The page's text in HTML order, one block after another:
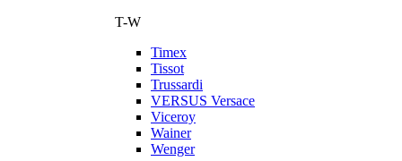
T-W
Timex
Tissot
Trussardi
VERSUS Versace
Viceroy
Wainer
Wenger